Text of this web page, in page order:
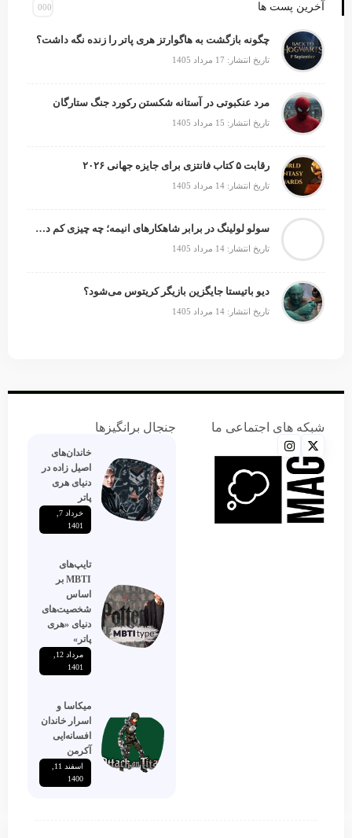
آخرین پست ها
چگونه بازگشت به هاگوارتز هری پاتر را زنده نگه داشت؟
تاریخ انتشار: 17 مرداد 1405
مرد عنکبوتی در آستانه شکستن رکورد جنگ ستارگان
تاریخ انتشار: 15 مرداد 1405
رقابت ۵ کتاب فانتزی برای جایزه جهانی ۲۰۲۶
تاریخ انتشار: 14 مرداد 1405
سولو لولینگ در برابر شاهکارهای انیمه؛ چه چیزی کم دارد؟
تاریخ انتشار: 14 مرداد 1405
دیو باتیستا جایگزین بازیگر کریتوس می‌شود؟
تاریخ انتشار: 14 مرداد 1405
شبکه های اجتماعی ما جنجال برانگیزها
خاندان‌های
اصیل زاده‌ در
دنیای هری
پاتر
1401
تایپ‌های
MBTI بر
اساس
شخصیت‌های
دنیای «هری
پاتر»
1401
میکاسا و
اسرار خاندان
افسانه‌ایی
آکرمن
1400